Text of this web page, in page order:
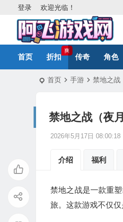
欢迎光临！
登录
首页 折扣
爽
传奇 角色
首页 手游 禁地之战
禁地之战（夜
2026年5月17日 08:00:18
介绍 福利
禁地之战是一款重
旅。这款游戏不仅